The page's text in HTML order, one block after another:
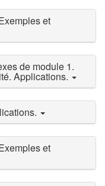
et
de module 1.
Applications.
et